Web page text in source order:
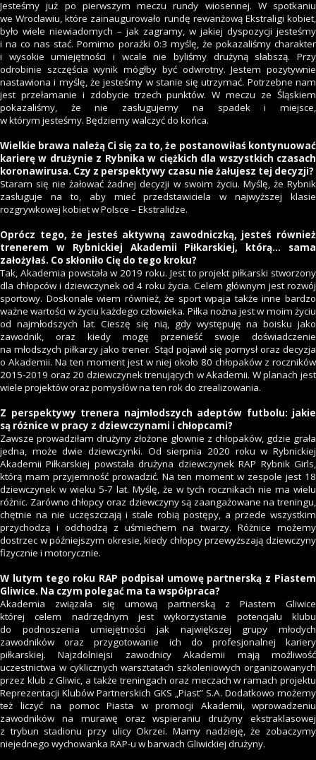
Jesteśmy już po pierwszym meczu rundy wiosennej. W spotkaniu
we Wrocławiu, które zainaugurowało rundę rewanżową Ekstraligi kobiet,
było wiele niewiadomych – jak zagramy, w jakiej dyspozycji jesteśmy
i na co nas stać. Pomimo porażki 0:3 myślę, że pokazaliśmy charakter
i wysokie umiejętności i wcale nie byliśmy drużyną słabszą. Przy
odrobinie szczęścia wynik mógłby być odwrotny. Jestem pozytywnie
nastawiona i myślę, że jesteśmy w stanie się utrzymać. Potrzebne nam
jest przełamanie i zdobycie trzech punktów. W meczu ze Śląskiem
pokazaliśmy, że nie zasługujemy na spadek i miejsce,
w którym jesteśmy. Będziemy walczyć do końca.
Wielkie brawa należą Ci się za to, że postanowiłaś kontynuować
karierę w drużynie z Rybnika w ciężkich dla wszystkich czasach
koronawirusa. Czy z perspektywy czasu nie żałujesz tej decyzji?
Staram się nie żałować żadnej decyzji w swoim życiu. Myślę, że Rybnik
zasługuje na to, aby mieć przedstawiciela w najwyższej klasie
rozgrywkowej kobiet w Polsce – Ekstralidze.
Oprócz tego, że jesteś aktywną zawodniczką, jesteś również
trenerem w Rybnickiej Akademii Piłkarskiej, którą… sama
założyłaś. Co skłoniło Cię do tego kroku?
Tak, Akademia powstała w 2019 roku. Jest to projekt piłkarski stworzony
dla chłopców i dziewczynek od 4 roku życia. Celem głównym jest rozwój
sportowy. Doskonale wiem również, że sport wpaja także inne bardzo
ważne wartości w życiu każdego człowieka. Piłka nożna jest w moim życiu
od najmłodszych lat. Cieszę się nią, gdy występuję na boisku jako
zawodnik, oraz kiedy mogę przenieść swoje doświadczenie
na młodszych piłkarzy jako trener. Stąd pojawił się pomysł oraz decyzja
o Akademii. Na ten moment jest w niej około 80 chłopaków z roczników
2015-2019 oraz 20 dziewczynek trenujących w Akademii. W planach jest
wiele projektów oraz pomysłów na ten rok do zrealizowania.
Z perspektywy trenera najmłodszych adeptów futbolu: jakie
są różnice w pracy z dziewczynami i chłopcami?
Zawsze prowadziłam drużyny złożone głownie z chłopaków, gdzie grała
jedna, może dwie dziewczynki. Od sierpnia 2020 roku w Rybnickiej
Akademii Piłkarskiej powstała drużyna dziewczynek RAP Rybnik Girls,
którą mam przyjemność prowadzić. Na ten moment w zespole jest 18
dziewczynek w wieku 5-7 lat. Myślę, że w tych rocznikach nie ma wielu
różnic. Zarówno chłopcy oraz dziewczyny są zaangażowane na treningu,
chętnie na nie uczęszczają i stale robią postępy, a przede wszystkim
przychodzą i odchodzą z uśmiechem na twarzy. Różnice możemy
dostrzec w późniejszym okresie, kiedy chłopcy przewyższają dziewczyny
fizycznie i motorycznie.
W lutym tego roku RAP podpisał umowę partnerską z Piastem
Gliwice. Na czym polegać ma ta współpraca?
Akademia związała się umową partnerską z Piastem Gliwice
której celem nadrzędnym jest wykorzystanie potencjału klubu
do podnoszenia umiejętności jak największej grupy młodych
zawodników oraz przygotowanie ich do profesjonalnej kariery
piłkarskiej. Najzdolniejsi zawodnicy Akademii mają możliwość
uczestnictwa w cyklicznych warsztatach szkoleniowych organizowanych
przez klub z Gliwic, a także treningach oraz meczach w ramach projektu
Reprezentacji Klubów Partnerskich GKS „Piast” S.A. Dodatkowo możemy
też liczyć na pomoc Piasta w promocji Akademii, wprowadzeniu
zawodników na murawę oraz wspieraniu drużyny ekstraklasowej
z trybun stadionu przy ulicy Okrzei. Mamy nadzieję, że zobaczymy
niejednego wychowanka RAP-u w barwach Gliwickiej drużyny.